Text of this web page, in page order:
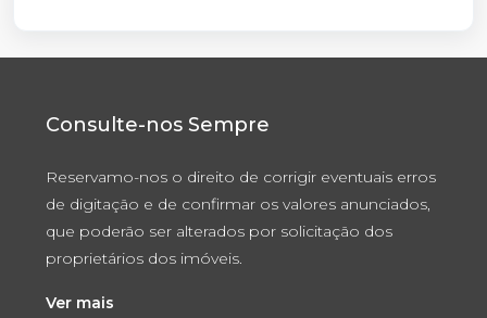
Consulte-nos Sempre
Reservamo-nos o direito de corrigir eventuais erros
de digitação e de confirmar os valores anunciados,
que poderão ser alterados por solicitação dos
proprietários dos imóveis.
Ver mais